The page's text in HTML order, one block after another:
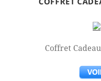
Coffret